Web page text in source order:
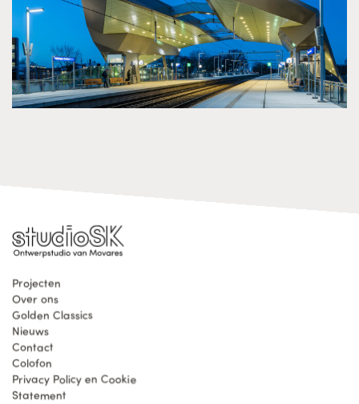
Projecten
Over ons
Golden Classics
Nieuws
Contact
Colofon
Privacy Policy en Cookie
Statement